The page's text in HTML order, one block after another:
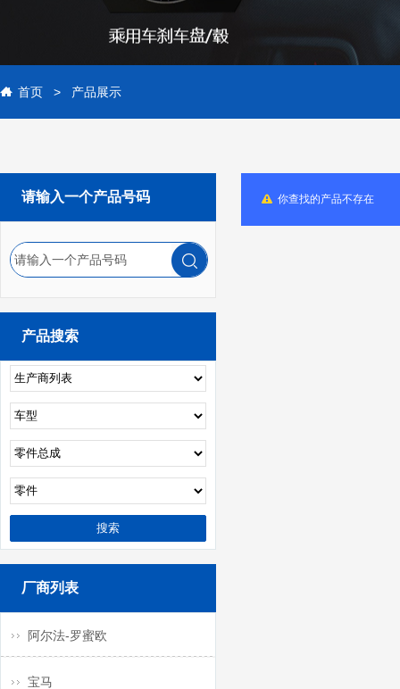
首页 > 产品展示
你查找的产品不存在
请输入一个产品号码
请输入一个产品号码
产品搜索
厂商列表
阿尔法-罗蜜欧
宝马